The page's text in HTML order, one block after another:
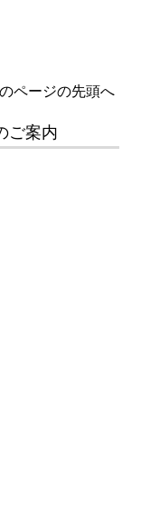
ページの先頭へ
ご案内